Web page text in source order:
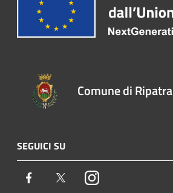
Comune di
SEGUICI SU
Facebook TwitterInstagram